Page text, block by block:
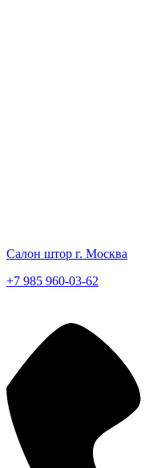
Салон штор г. Москва
+7 985 960-03-62